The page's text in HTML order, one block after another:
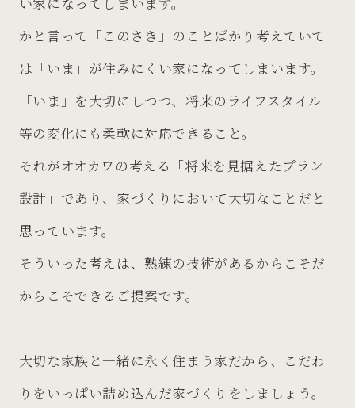
かと言って「このさき」のことばかり考えていて
は「いま」が住みにくい家になってしまいます。
「いま」を大切にしつつ、将来のライフスタイル
等の変化にも柔軟に対応できること。
それがオオカワの考える「将来を見据えたプラン
設計」であり、家づくりにおいて大切なことだと
思っています。
そういった考えは、熟練の技術があるからこそだ
からこそできるご提案です。
大切な家族と一緒に永く住まう家だから、こだわ
りをいっぱい詰め込んだ家づくりをしましょう。